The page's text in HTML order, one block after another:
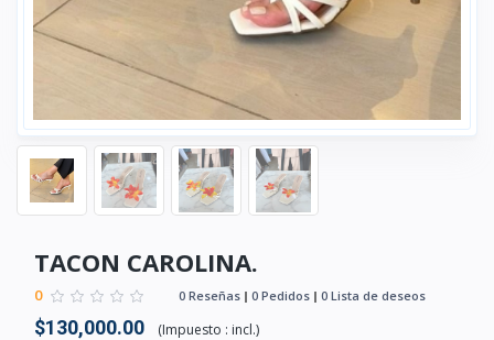
TACON CAROLINA.
0 0 Reseñas 0 Pedidos 0 Lista de deseos
$130,000.00 (Impuesto : incl.)